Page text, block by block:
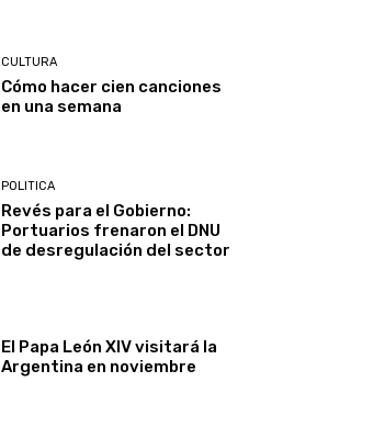
CULTURA
Cómo hacer cien canciones
en una semana
POLITICA
Revés para el Gobierno:
Portuarios frenaron el DNU
de desregulación del sector
El Papa León XIV visitará la
Argentina en noviembre